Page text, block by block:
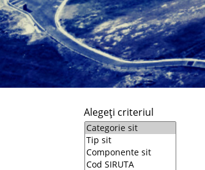
Alegeţi criteriul